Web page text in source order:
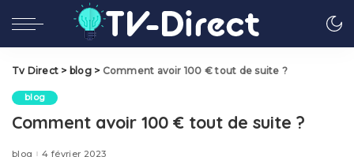
Tv Direct > blog> Comment avoir 100 € tout de suite ?
blog
Comment avoir 100 € tout de suite ?
blog 4 février 2023